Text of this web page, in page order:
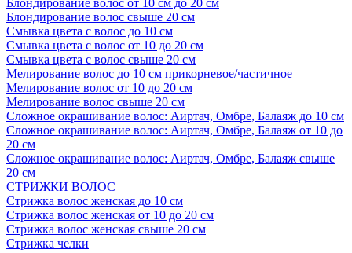
Блондирование волос от 10 см до 20 см
Блондирование волос свыше 20 см
Смывка цвета с волос до 10 см
Смывка цвета с волос от 10 до 20 см
Смывка цвета с волос свыше 20 см
Мелирование волос до 10 см прикорневое/частичное
Мелирование волос от 10 до 20 см
Мелирование волос свыше 20 см
Сложное окрашивание волос: Аиртач, Омбре, Балаяж до 10 см
Сложное окрашивание волос: Аиртач, Омбре, Балаяж от 10 до
20 см
Сложное окрашивание волос: Аиртач, Омбре, Балаяж свыше
20 см
СТРИЖКИ ВОЛОС
Стрижка волос женская до 10 см
Стрижка волос женская от 10 до 20 см
Стрижка волос женская свыше 20 см
Стрижка челки